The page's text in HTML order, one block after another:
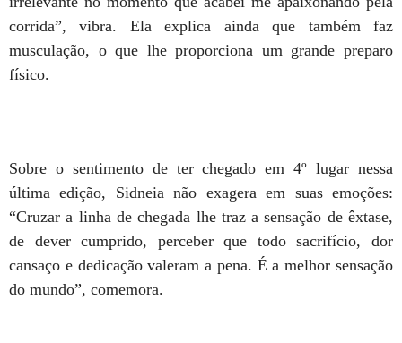
corrida”, vibra. Ela explica ainda que também faz
musculação, o que lhe proporciona um grande preparo
físico.
Sobre o sentimento de ter chegado em 4º lugar nessa
última edição, Sidneia não exagera em suas emoções:
“Cruzar a linha de chegada lhe traz a sensação de êxtase,
de dever cumprido, perceber que todo sacrifício, dor
cansaço e dedicação valeram a pena. É a melhor sensação
do mundo”, comemora.